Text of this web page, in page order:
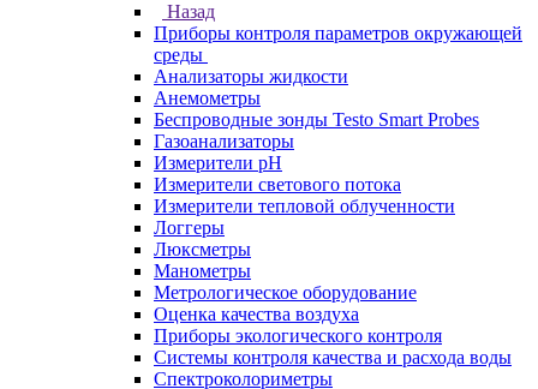
Назад
Приборы контроля параметров окружающей
среды
Анализаторы жидкости
Анемометры
Беспроводные зонды Testo Smart Probes
Газоанализаторы
Измерители pH
Измерители светового потока
Измерители тепловой облученности
Логгеры
Люксметры
Манометры
Метрологическое оборудование
Оценка качества воздуха
Приборы экологического контроля
Системы контроля качества и расхода воды
Спектроколориметры